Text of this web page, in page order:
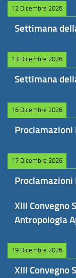
12 Dicembre 2026
Settimana
13 Dicembre 2026
Settimana
16 Dicembre 2026
17 Dicembre 2026
XIII Convegno
Antropologia
19 Dicembre 2026
XIII Convegno